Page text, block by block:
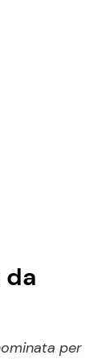
da
per